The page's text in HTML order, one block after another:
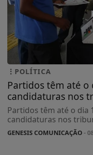
POLÍTICA
Partidos têm até
candidaturas nos
Partidos têm até o dia
candidaturas nos
GENESIS COMUNICAÇÃO-